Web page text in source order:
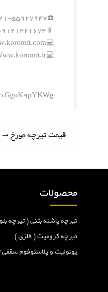
☎️۰۲۱-۵۵۹۲۷۹۴۷
📱۰۹۱۲۱۲۲۱۶۷۴
💻Www.koromit.com
💻Www.koromit.ir
ه
ب
ر
N
t
o
s
t
:
قیمت تیرچه مورخ ۰۰/۱۱/۱۷
محصولات
تیرچه پاشنه بتنی ( تیرچه
تیرچه کرومیت ( فلزی )
یونولیت و پلاستوفوم سقفی